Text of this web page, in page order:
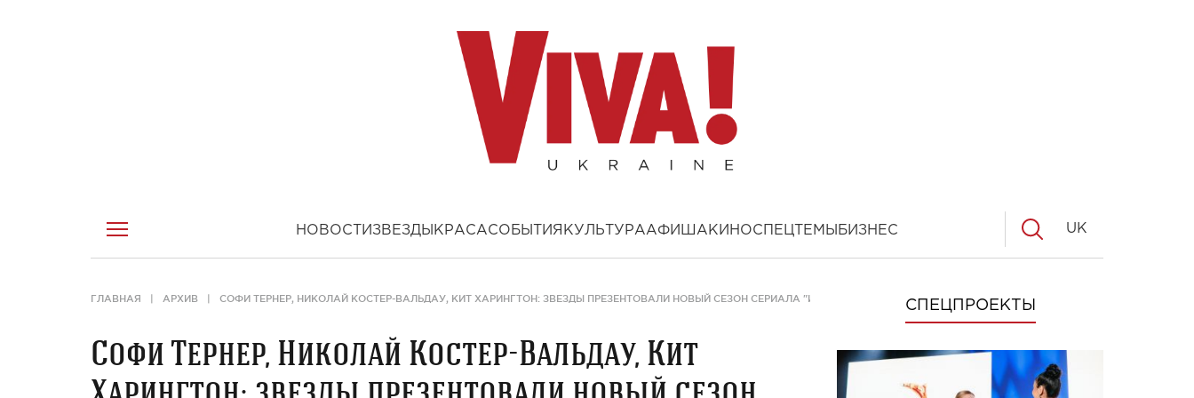
НОВОСТИ ЗВЕЗДЫ КРАСАСОБЫТИЯ КУЛЬТУРААФИША КИНОСПЕЦТЕМЫ БИЗНЕС UK
ГЛАВНАЯ АРХИВ СОФИ ТЕРНЕР, НИКОЛАЙ КОСТЕР-ВАЛЬДАУ, КИТ ХАРИНГТОН: ЗВЕЗДЫ ПРЕЗЕНТОВАЛИ НОВЫЙ СЕЗОН СЕРИАЛА "ИГРА ПРЕСТОЛОВ"
Софи Тернер, Николай Костер-Вальдау, Кит
СПЕЦПРОЕКТЫ